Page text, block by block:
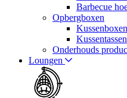
Barbecue
Opbergboxen
Kussenboxen
Kussentassen
Onderhouds
Loungen